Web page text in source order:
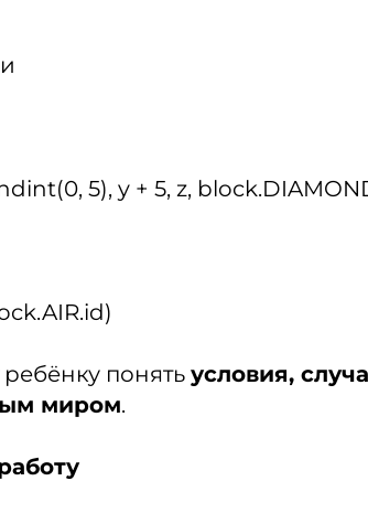
5), y + 5, z,
понять условия,
миром.